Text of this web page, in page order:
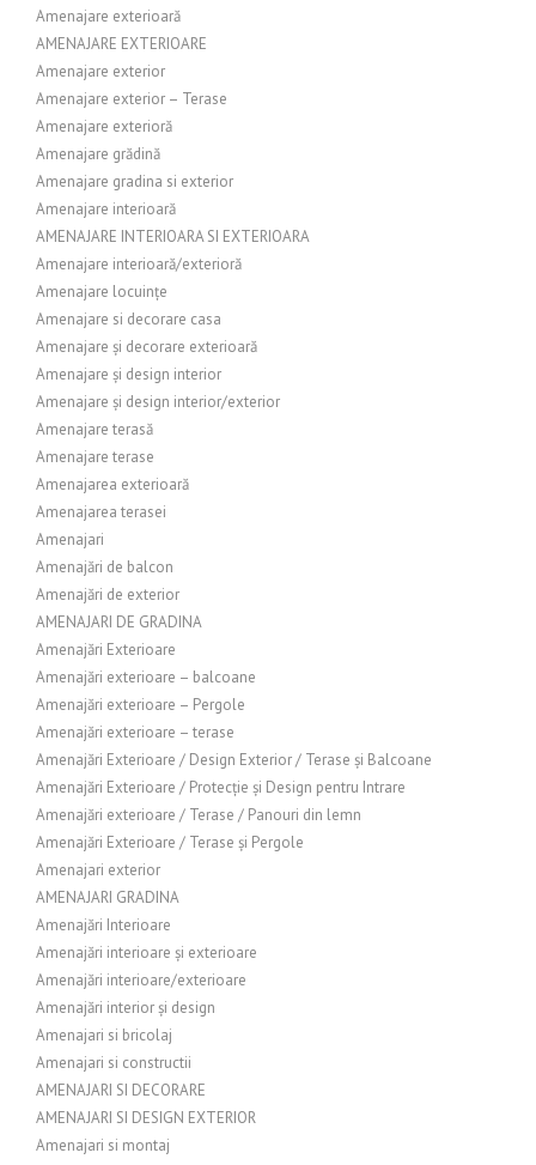
Amenajare exterioară
AMENAJARE EXTERIOARE
Amenajare exterior
Amenajare exterior – Terase
Amenajare exterioră
Amenajare grădină
Amenajare gradina si exterior
Amenajare interioară
AMENAJARE INTERIOARA SI EXTERIOARA
Amenajare interioară/exterioră
Amenajare locuințe
Amenajare si decorare casa
Amenajare și decorare exterioară
Amenajare și design interior
Amenajare și design interior/exterior
Amenajare terasă
Amenajare terase
Amenajarea exterioară
Amenajarea terasei
Amenajari
Amenajări de balcon
Amenajări de exterior
AMENAJARI DE GRADINA
Amenajări Exterioare
Amenajări exterioare – balcoane
Amenajări exterioare – Pergole
Amenajări exterioare – terase
Amenajări Exterioare / Design Exterior / Terase și Balcoane
Amenajări Exterioare / Protecție și Design pentru Intrare
Amenajări exterioare / Terase / Panouri din lemn
Amenajări Exterioare / Terase și Pergole
Amenajari exterior
AMENAJARI GRADINA
Amenajări Interioare
Amenajări interioare și exterioare
Amenajări interioare/exterioare
Amenajări interior și design
Amenajari si bricolaj
Amenajari si constructii
AMENAJARI SI DECORARE
AMENAJARI SI DESIGN EXTERIOR
Amenajari si montaj